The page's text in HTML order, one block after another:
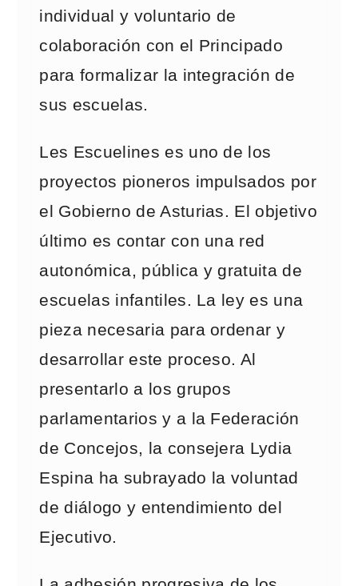
individual y voluntario de
colaboración con el Principado
para formalizar la integración de
sus escuelas.
Les Escuelines es uno de los
proyectos pioneros impulsados por
el Gobierno de Asturias. El objetivo
último es contar con una red
autonómica, pública y gratuita de
escuelas infantiles. La ley es una
pieza necesaria para ordenar y
desarrollar este proceso. Al
presentarlo a los grupos
parlamentarios y a la Federación
de Concejos, la consejera Lydia
Espina ha subrayado la voluntad
de diálogo y entendimiento del
Ejecutivo.